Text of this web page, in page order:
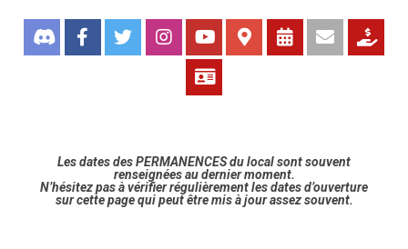
Les dates des PERMANENCES du local sont souvent
renseignées au dernier moment.
N’hésitez pas à vérifier régulièrement les dates d’ouverture
sur cette page qui peut être mis à jour assez souvent.